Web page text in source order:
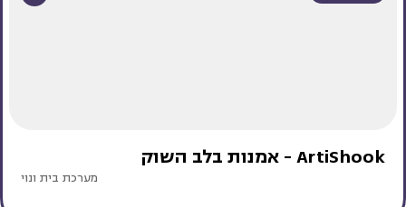
ArtiShook - אמנות בלב השוק
מערכת בית ונוי